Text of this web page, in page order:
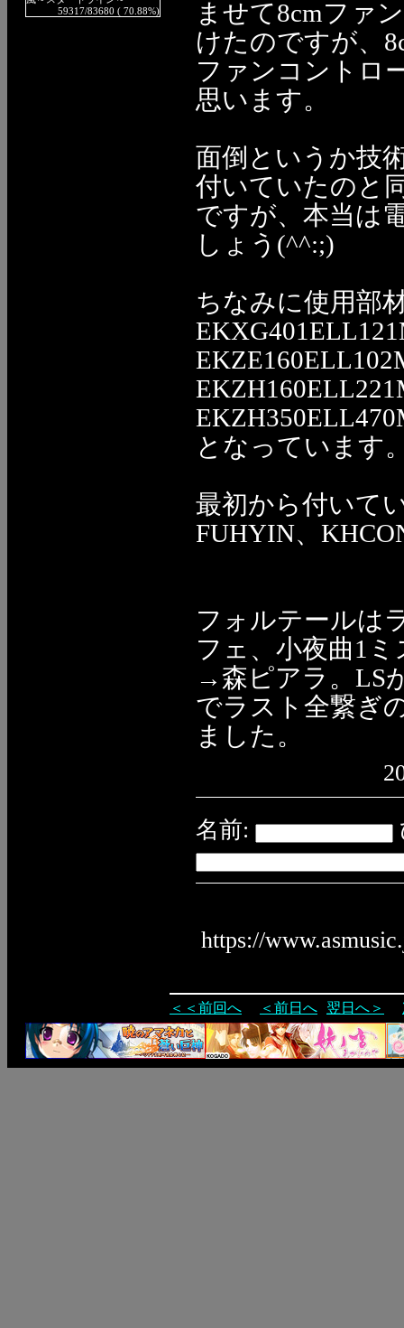
59317/83680 ( 70.88%)
ませて8cmファ
けたのですが、
ファンコントロ
思います。
面倒というか技
付いていたのと
ですが、本当は
しょう(^^:;)
ちなみに使用部
となっています
最初から付いて
FUHYIN、
フォルテールは
フェ、小夜曲1
→森ピアラ。LS
でラスト全繋ぎ
ました。
名前:
https://
＜＜前回へ ＜前日へ 翌日へ＞